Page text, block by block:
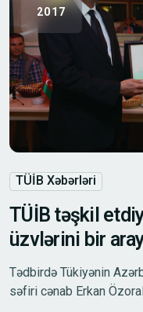
2017
TÜİB Xəbərləri
TÜİB təşkil
üzvlərini bir
Tədbirdə Tükiyənin
səfiri cənab Erkan